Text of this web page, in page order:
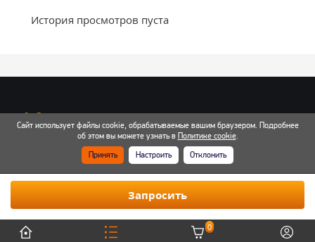
Запросить
0
История просмотров пуста
info@mixtcar.ru
Почта для связи
Все контакты
Сайт использует файлы cookie, обрабатываемые вашим браузером. Подробнее
об этом вы можете узнать в Политике cookie.
Принять
Настроить Отклонить